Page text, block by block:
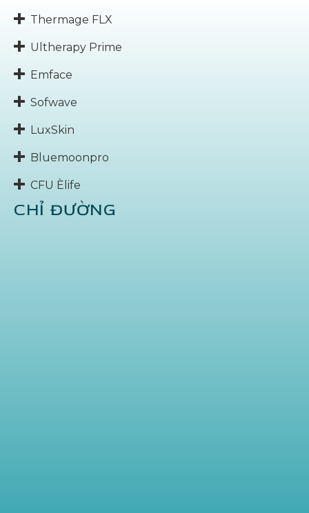
Thermage FLX
Ultherapy Prime
Emface
Sofwave
LuxSkin
Bluemoonpro
CFU Èlife
CHỈ ĐƯỜNG